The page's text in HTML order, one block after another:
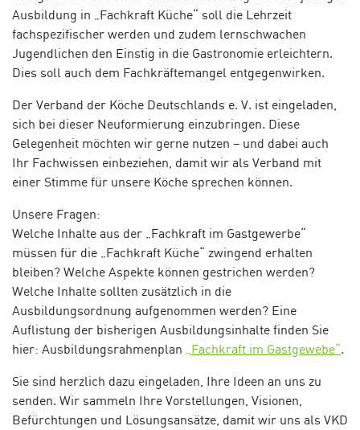
Ausbildung in „Fachkraft Küche“ soll die Lehrzeit
fachspezifischer werden und zudem lernschwachen
Jugendlichen den Einstig in die Gastronomie erleichtern.
Dies soll auch dem Fachkräftemangel entgegenwirken.
Der Verband der Köche Deutschlands e. V. ist eingeladen,
sich bei dieser Neuformierung einzubringen. Diese
Gelegenheit möchten wir gerne nutzen – und dabei auch
Ihr Fachwissen einbeziehen, damit wir als Verband mit
einer Stimme für unsere Köche sprechen können.
Unsere Fragen:
Welche Inhalte aus der „Fachkraft im Gastgewerbe“
müssen für die „Fachkraft Küche“ zwingend erhalten
bleiben? Welche Aspekte können gestrichen werden?
Welche Inhalte sollten zusätzlich in die
Ausbildungsordnung aufgenommen werden? Eine
Auflistung der bisherigen Ausbildungsinhalte finden Sie
hier: Ausbildungsrahmenplan „Fachkraft im Gastgewebe“.
Sie sind herzlich dazu eingeladen, Ihre Ideen an uns zu
senden. Wir sammeln Ihre Vorstellungen, Visionen,
Befürchtungen und Lösungsansätze, damit wir uns als VKD